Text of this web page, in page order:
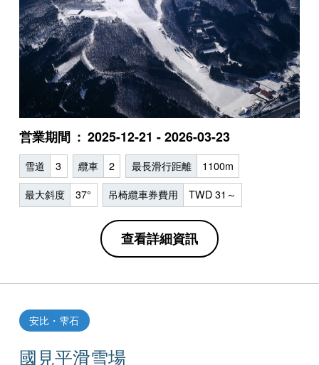
営業期間 2025-12-21 - 2026-03-23
雪道 3 纜車 2 最長滑行距離 1100m
最大斜度 37° 吊椅纜車券費用 TWD 31～
查看詳細資訊
國見平滑雪場
安比・雫石